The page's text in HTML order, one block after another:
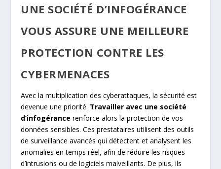
UNE SOCIÉTÉ D’INFOGÉRANCE
VOUS ASSURE UNE MEILLEURE
PROTECTION CONTRE LES
CYBERMENACES
Avec la multiplication des cyberattaques, la sécurité est
devenue une priorité. Travailler avec une société
d’infogérance renforce alors la protection de vos
données sensibles. Ces prestataires utilisent des outils
de surveillance avancés qui détectent et analysent les
anomalies en temps réel, afin de réduire les risques
d’intrusions ou de logiciels malveillants. De plus, ils